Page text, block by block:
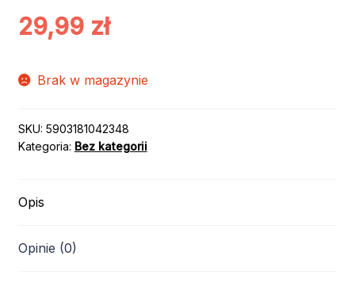
29,99 zł
Brak w magazynie
SKU: 5903181042348
Kategoria: Bez kategorii
Opis
Opinie (0)